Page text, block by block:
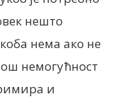
нешто
нема ако не
немогућност
и